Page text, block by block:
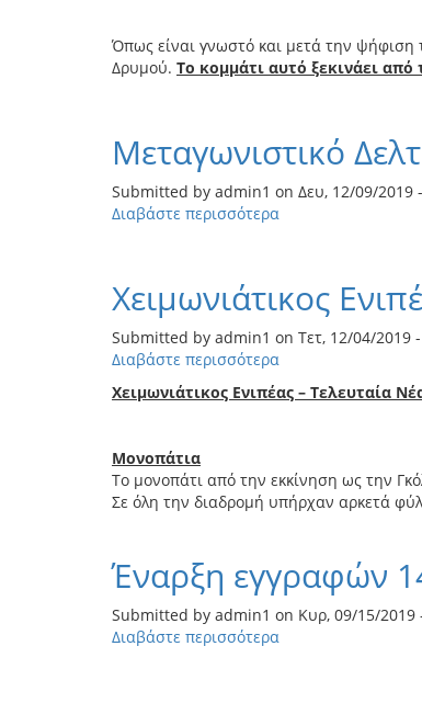
διαδρομής
Χειμερινού
Όπως είναι γνωστό και μετά την ψήφιση
Δρυμού. Το κομμάτι αυτό ξεκινάει
Μεταγωνιστικό
Submitted by admin1 on Δευ, 12/09/2019
Διαβάστε περισσότερα
Τύπου
Χειμωνιάτικου
Χειμωνιάτικος
Submitted by admin1 on Τετ, 12/04/2019
Διαβάστε περισσότερα
Χειμωνιάτικος
Τελευταία
Νέα
Χειμωνιάτικος Ενιπέας – Τελευταία
Μονοπάτια
Το μονοπάτι από την εκκίνηση ως την
Σε όλη την διαδρομή υπήρχαν αρκετά
Έναρξη εγγραφών
Submitted by admin1 on Κυρ, 09/15/2019
Διαβάστε περισσότερα